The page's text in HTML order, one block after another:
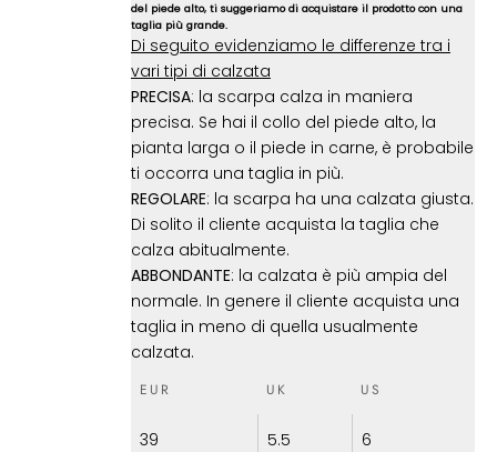
del piede alto, ti suggeriamo di acquistare il prodotto con una
taglia più grande.
Di seguito evidenziamo le differenze tra i
vari tipi di calzata
PRECISA: la scarpa calza in maniera
precisa. Se hai il collo del piede alto, la
pianta larga o il piede in carne, è probabile
ti occorra una taglia in più.
REGOLARE: la scarpa ha una calzata giusta.
Di solito il cliente acquista la taglia che
calza abitualmente.
ABBONDANTE: la calzata è più ampia del
normale. In genere il cliente acquista una
taglia in meno di quella usualmente
calzata.
EUR UK US
39 5.5 6